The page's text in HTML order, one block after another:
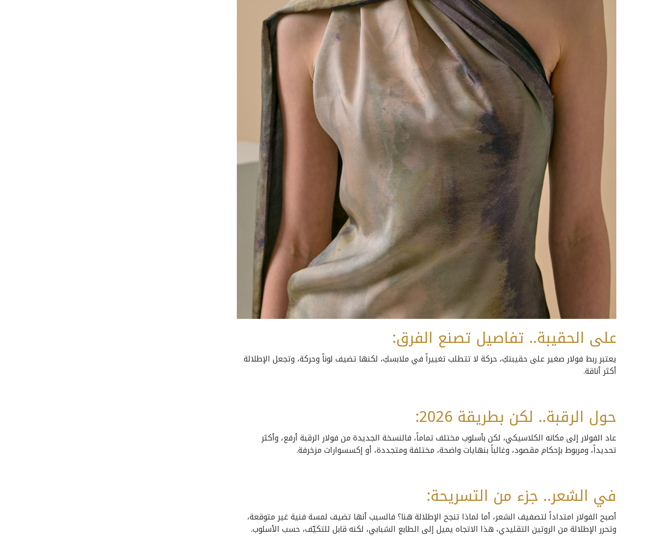
على الحقيبة.. تفاصيل تصنع الفرق:
يعتبر ربط فولار صغير على حقيبتكِ، حركة لا تتطلب تغييراً في ملابسكِ، لكنها تضيف لوناً وحركة، وتجعل الإطلالة
أكثر أناقة.
حول الرقبة.. لكن بطريقة 2026:
عاد الفولار إلى مكانه الكلاسيكي، لكن بأسلوب مختلف تماماً، فالنسخة الجديدة من فولار الرقبة أرفع، وأكثر
تحديداً، ومربوط بإحكام مقصود، وغالباً بنهايات واضحة، مختلفة ومتجددة، أو إكسسوارات مزخرفة.
في الشعر.. جزء من التسريحة:
أصبح الفولار امتداداً لتصفيف الشعر، أما لماذا تنجح الإطلالة هنا؟ فالسبب أنها تضيف لمسة فنية غير متوقعة،
وتحرر الإطلالة من الروتين التقليدي، هذا الاتجاه يميل إلى الطابع الشبابي، لكنه قابل للتكيّف، حسب الأسلوب.